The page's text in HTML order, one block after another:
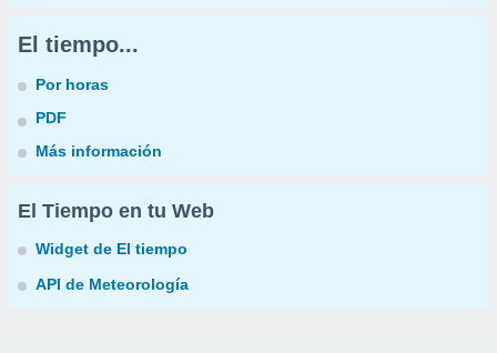
El tiempo...
Por horas
PDF
Más información
El Tiempo en tu Web
Widget de El tiempo
API de Meteorología